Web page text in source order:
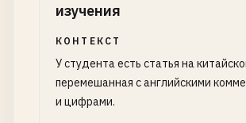
изучения
КОНТЕКСТ
У студента есть статья на
перемешанная с английскими
и цифрами.